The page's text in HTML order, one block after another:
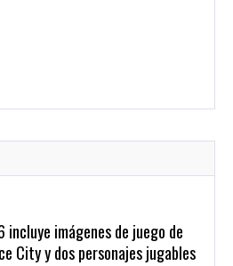
4: Últimos ritos ya está
incluye imágenes de juego de
City y dos personajes jugables